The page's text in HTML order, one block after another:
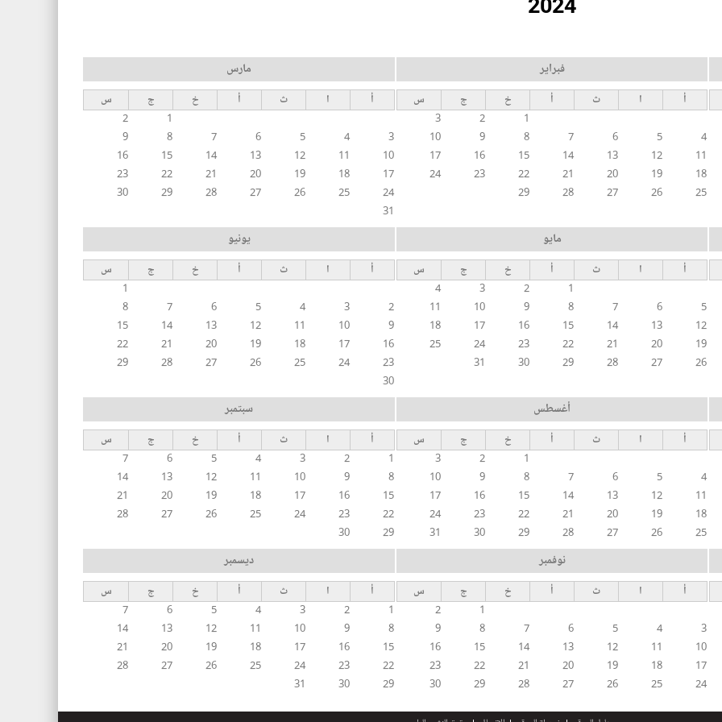
فبراير
أ ا ث أ خ ج
س
1
2
3
4
5
6
7
8
9
10
11
12
13
14
15
16
17
18
19
20
21
22
23
24
25
26
27
28
29
مارس
أ ا ث أ خ ج
س
1
2
3
4
5
6
7
8
9
10
11
12
13
14
15
16
17
18
19
20
21
22
23
24
25
26
27
28
29
30
31
مايو
أ ا ث أ خ ج
س
1
2
3
4
5
6
7
8
9
10
11
12
13
14
15
16
17
18
19
20
21
22
23
24
25
26
27
28
29
30
31
يونيو
أ ا ث أ خ ج
س
1
2
3
4
5
6
7
8
9
10
11
12
13
14
15
16
17
18
19
20
21
22
23
24
25
26
27
28
29
30
أغسطس
أ ا ث أ خ ج
س
1
2
3
4
5
6
7
8
9
10
11
12
13
14
15
16
17
18
19
20
21
22
23
24
25
26
27
28
29
30
31
سبتمبر
أ ا ث أ خ ج
س
1
2
3
4
5
6
7
8
9
10
11
12
13
14
15
16
17
18
19
20
21
22
23
24
25
26
27
28
29
30
نوفمبر
أ ا ث أ خ ج
س
1
2
3
4
5
6
7
8
9
10
11
12
13
14
15
16
17
18
19
20
21
22
23
24
25
26
27
28
29
30
ديسمبر
أ ا ث أ خ ج
س
1
2
3
4
5
6
7
8
9
10
11
12
13
14
15
16
17
18
19
20
21
22
23
24
25
26
27
28
29
30
31